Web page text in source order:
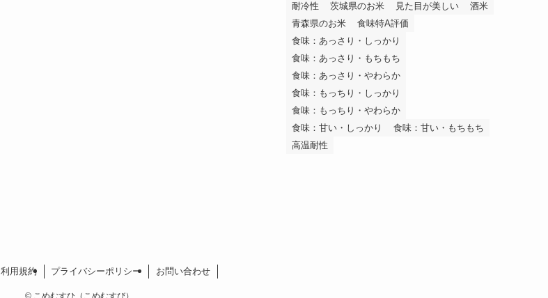
耐冷性
茨城県のお米 見た目が美しい
酒米
青森県のお米
食味特A評価
食味：あっさり・しっかり
食味：あっさり・もちもち
食味：あっさり・やわらか
食味：もっちり・しっかり
食味：もっちり・やわらか
食味：甘い・しっかり
食味：甘い・もちもち
高温耐性
利用規約 プライバシーポリシー お問い合わせ
©こめむすひ（こめむすび）.